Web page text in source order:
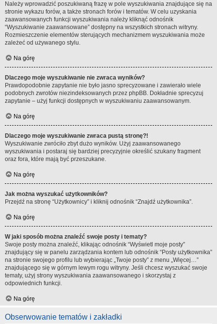
Należy wprowadzić poszukiwaną frazę w pole wyszukiwania znajdujące się na
stronie wykazu forów, a także stronach forów i tematów. W celu uzyskania
zaawansowanych funkcji wyszukiwania należy kliknąć odnośnik
“Wyszukiwanie zaawansowane” dostępny na wszystkich stronach witryny.
Rozmieszczenie elementów sterujących mechanizmem wyszukiwania może
zależeć od używanego stylu.
Na górę
Dlaczego moje wyszukiwanie nie zwraca wyników?
Prawdopodobnie zapytanie nie było jasno sprecyzowane i zawierało wiele
podobnych zwrotów niezindeksowanych przez phpBB. Dokładnie sprecyzuj
zapytanie – użyj funkcji dostępnych w wyszukiwaniu zaawansowanym.
Na górę
Dlaczego moje wyszukiwanie zwraca pustą stronę?!
Wyszukiwanie zwróciło zbyt dużo wyników. Użyj zaawansowanego
wyszukiwania i postaraj się bardziej precyzyjnie określić szukany fragment
oraz fora, które mają być przeszukane.
Na górę
Jak można wyszukać użytkowników?
Przejdź na stronę “Użytkownicy” i kliknij odnośnik “Znajdź użytkownika”.
Na górę
W jaki sposób można znaleźć swoje posty i tematy?
Swoje posty można znaleźć, klikając odnośnik “Wyświetl moje posty”
znajdujący się w panelu zarządzania kontem lub odnośnik “Posty użytkownika”
na stronie swojego profilu lub wybierając „Twoje posty” z menu „Więcej…”
znajdującego się w górnym lewym rogu witryny. Jeśli chcesz wyszukać swoje
tematy, użyj strony wyszukiwania zaawansowanego i skorzystaj z
odpowiednich funkcji.
Na górę
Obserwowanie tematów i zakładki